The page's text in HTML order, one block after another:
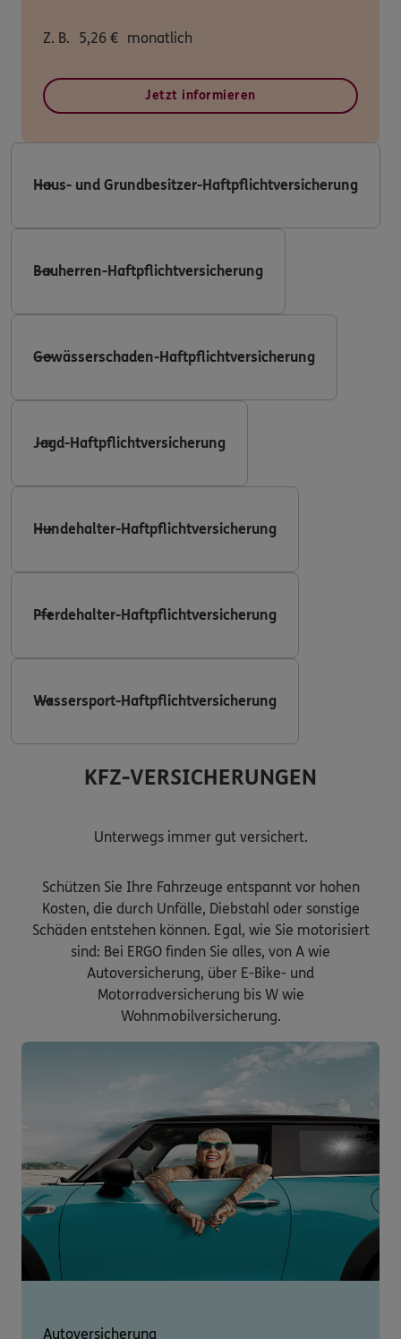
Z. B. 5,26 € monatlich
Jetzt informieren
Haus- und Grundbesitzer-Haftpflichtversicherung
Bauherren-Haftpflichtversicherung
Gewässerschaden-Haftpflichtversicherung
Jagd-Haftpflichtversicherung
Hundehalter-Haftpflichtversicherung
Pferdehalter-Haftpflichtversicherung
Wassersport-Haftpflichtversicherung
KFZ-VERSICHERUNGEN
Unterwegs immer gut versichert.
Schützen Sie Ihre Fahrzeuge entspannt vor hohen
Kosten, die durch Unfälle, Diebstahl oder sonstige
Schäden entstehen können. Egal, wie Sie motorisiert
sind: Bei ERGO finden Sie alles, von A wie
Autoversicherung, über E-Bike- und
Motorradversicherung bis W wie
Wohnmobilversicherung.
Autoversicherung